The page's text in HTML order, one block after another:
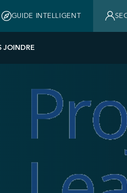
JOINDRE
GUIDE INTELLIGENT